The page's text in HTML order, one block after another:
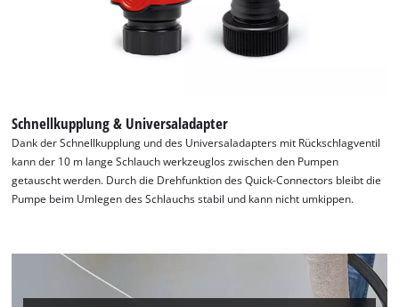
Wir benötigen deine Zustimmung, um
Google Maps laden zu können!
Schnellkupplung & Universaladapter
Dank der Schnellkupplung und des Universaladapters mit Rückschlagventil
kann der 10 m lange Schlauch werkzeuglos zwischen den Pumpen
getauscht werden. Durch die Drehfunktion des Quick-Connectors bleibt die
Pumpe beim Umlegen des Schlauchs stabil und kann nicht umkippen.